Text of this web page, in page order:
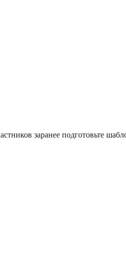
заранее подготовьте